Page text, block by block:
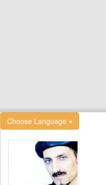
Choose Language